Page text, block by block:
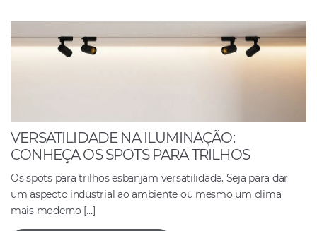
VERSATILIDADE NA ILUMINAÇÃO:
CONHEÇA OS SPOTS PARA TRILHOS
Os spots para trilhos esbanjam versatilidade. Seja para dar
um aspecto industrial ao ambiente ou mesmo um clima
mais moderno […]